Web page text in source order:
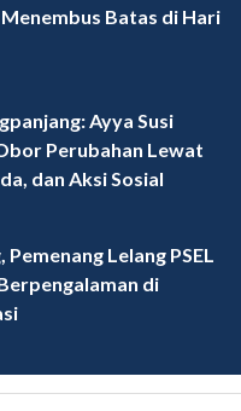
Batas di Hari
Ayya Susi
Perubahan Lewat
dan Aksi Sosial
Lelang PSEL
di